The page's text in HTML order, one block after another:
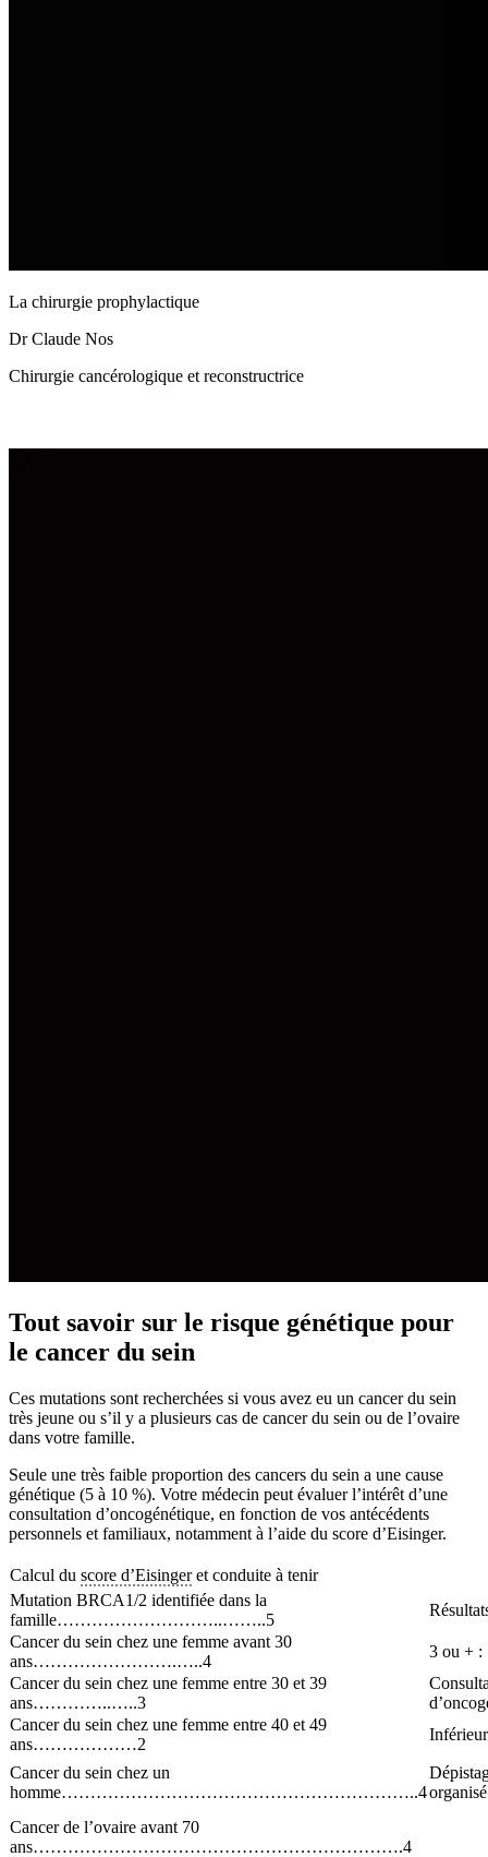
La chirurgie prophylactique
Dr Claude Nos
Chirurgie cancérologique et reconstructrice
Tout savoir sur le risque génétique pour
le cancer du sein
Ces mutations sont recherchées si vous avez eu un cancer du sein
très jeune ou s’il y a plusieurs cas de cancer du sein ou de l’ovaire
dans votre famille.
Seule une très faible proportion des cancers du sein a une cause
génétique (5 à 10 %). Votre médecin peut évaluer l’intérêt d’une
consultation d’oncogénétique, en fonction de vos antécédents
personnels et familiaux, notamment à l’aide du score d’Eisinger.
Calcul du score d’Eisingeret conduite à tenir
Mutation BRCA1/2 identifiée dans la
famille………………………..……..5
Cancer du sein chez une femme avant 30
ans…………………….…..4
3 ou + :
Cancer du sein chez une femme entre 30 et 39
ans…………..…..3
Cancer du sein chez une femme entre 40 et 49
ans………………2
Cancer du sein chez un
homme……………………………………………………..4organisé
Cancer de l’ovaire avant 70
ans……………………………………………………….4